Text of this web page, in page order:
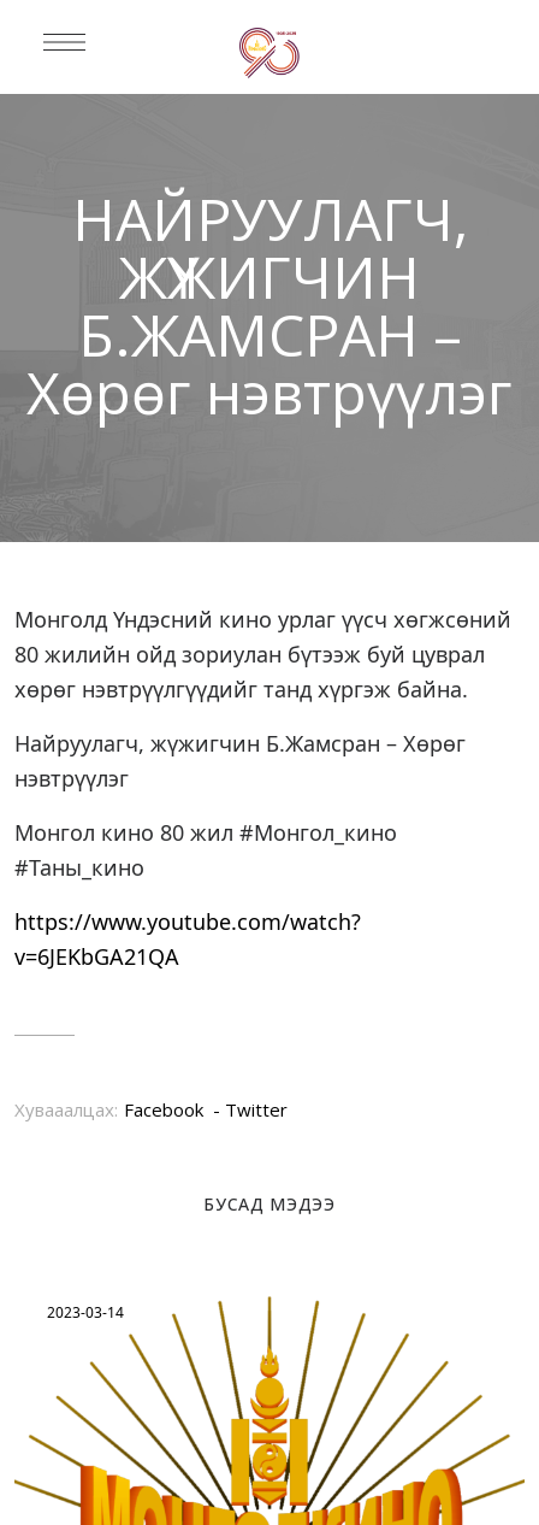
НАЙРУУЛАГЧ,
ЖҮЖИГЧИН
Б.ЖАМСРАН –
Хөрөг нэвтрүүлэг
Монголд Үндэсний кино урлаг үүсч хөгжсөний
80 жилийн ойд зориулан бүтээж буй цуврал
хөрөг нэвтрүүлгүүдийг танд хүргэж байна.
Найруулагч, жүжигчин Б.Жамсран – Хөрөг
нэвтрүүлэг
Монгол кино 80 жил #Монгол_кино
#Таны_кино
https://www.youtube.com/watch?
v=6JEKbGA21QA
Хувааалцах: Facebook Twitter
БУСАД МЭДЭЭ
2023-03-14